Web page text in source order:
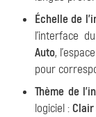
Échelle de
l'interface
Auto,
pour
Thème de
logiciel :Clair